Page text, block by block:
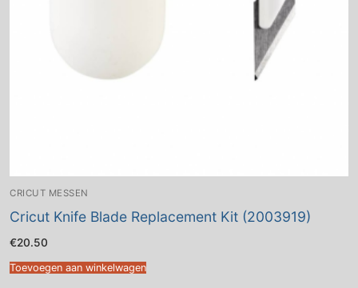
CRICUT MESSEN
Cricut Knife Blade Replacement Kit (2003919)
€20.50
Toevoegen aan winkelwagen